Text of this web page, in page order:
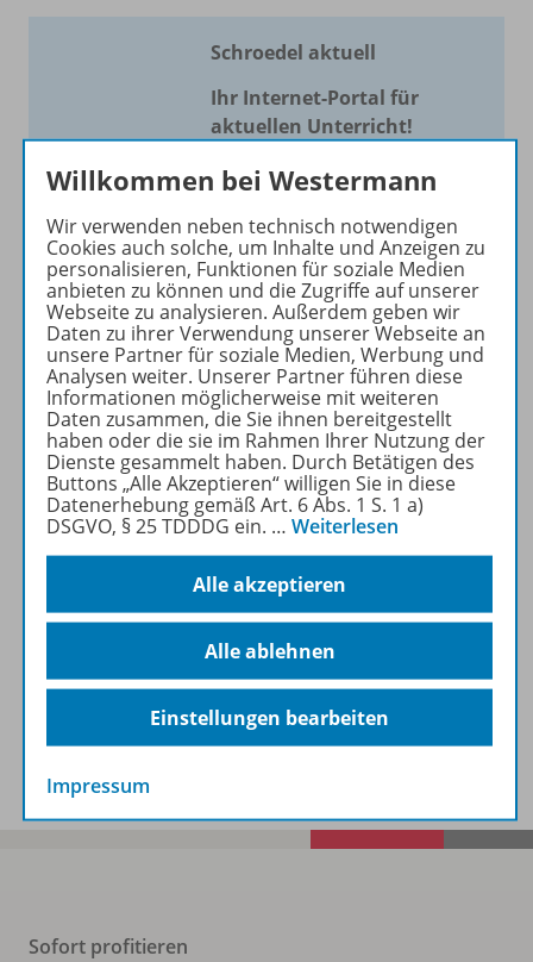
Schroedel aktuell
Ihr Internet-Portal für
aktuellen Unterricht!
Mit Schroedel aktuell bieten
Ihren Unterricht aktuell und
einfach zu gestalten. Jede
Woche drei bis vier
Neuerscheinungen mit
großem Online Archiv.
Mehr erfahren
Informationen
Spar-Pakete
Sofort profitieren
Willkommen bei Westermann
Wir verwenden neben technisch notwendigen
Cookies auch solche, um Inhalte und Anzeigen zu
personalisieren, Funktionen für soziale Medien
anbieten zu können und die Zugriffe auf unserer
Webseite zu analysieren. Außerdem geben wir
Daten zu ihrer Verwendung unserer Webseite an
unsere Partner für soziale Medien, Werbung und
Analysen weiter. Unserer Partner führen diese
Informationen möglicherweise mit weiteren
Daten zusammen, die Sie ihnen bereitgestellt
haben oder die sie im Rahmen Ihrer Nutzung der
Dienste gesammelt haben. Durch Betätigen des
Buttons „Alle Akzeptieren“ willigen Sie in diese
Datenerhebung gemäß Art. 6 Abs. 1 S. 1 a)
DSGVO, § 25 TDDDG ein. … Weiterlesen
Alle akzeptieren
Alle ablehnen
Einstellungen bearbeiten
Impressum